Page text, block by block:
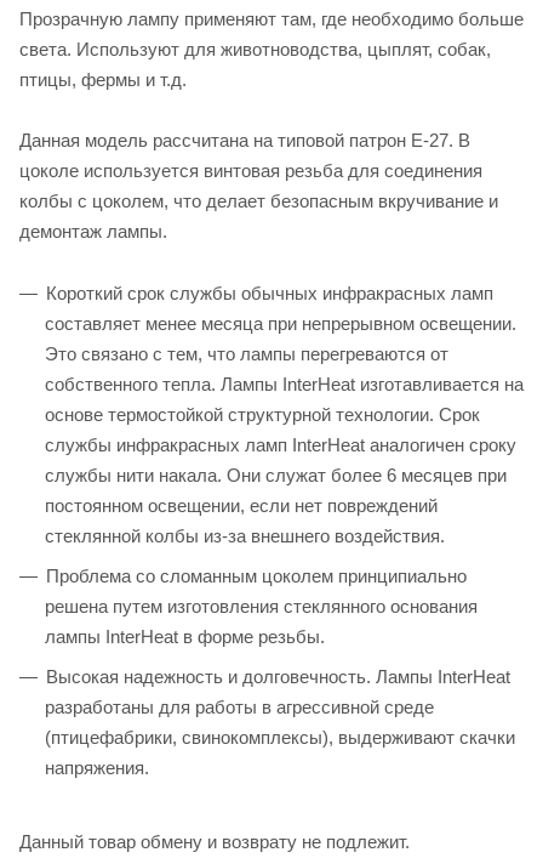
Прозрачную лампу применяют там, где необходимо больше
света. Используют для животноводства, цыплят, собак,
птицы, фермы и т.д.
Данная модель рассчитана на типовой патрон Е-27. В
цоколе используется винтовая резьба для соединения
колбы с цоколем, что делает безопасным вкручивание и
демонтаж лампы.
Короткий срок службы обычных инфракрасных ламп
составляет менее месяца при непрерывном освещении.
Это связано с тем, что лампы перегреваются от
собственного тепла. Лампы InterHeat изготавливается на
основе термостойкой структурной технологии. Срок
службы инфракрасных ламп InterHeat аналогичен сроку
службы нити накала. Они служат более 6 месяцев при
постоянном освещении, если нет повреждений
стеклянной колбы из-за внешнего воздействия.
Проблема со сломанным цоколем принципиально
решена путем изготовления стеклянного основания
лампы InterHeat в форме резьбы.
Высокая надежность и долговечность. Лампы InterHeat
разработаны для работы в агрессивной среде
(птицефабрики, свинокомплексы), выдерживают скачки
напряжения.
Данный товар обмену и возврату не подлежит.